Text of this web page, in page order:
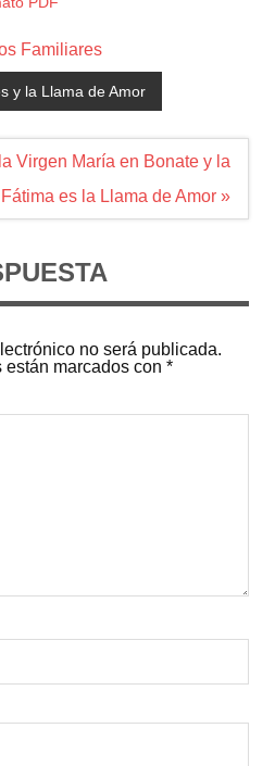
Familiares
y la Llama de Amor
Virgen María en Bonate y la
es la Llama de Amor »
no será publicada.
están marcados con *